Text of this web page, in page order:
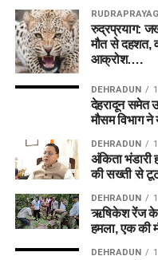
RUDRAPRAYAG
रुद्रप्रयाग:
मौत से दहशत,
आक्रोश….
DEHRADUN
देहरादून समेत
मौसम विभाग
DEHRADUN
अंकिता भंडारी
की सख्ती से
DEHRADUN
ऋषिकेश रेंज के
हमला, एक की
DEHRADUN